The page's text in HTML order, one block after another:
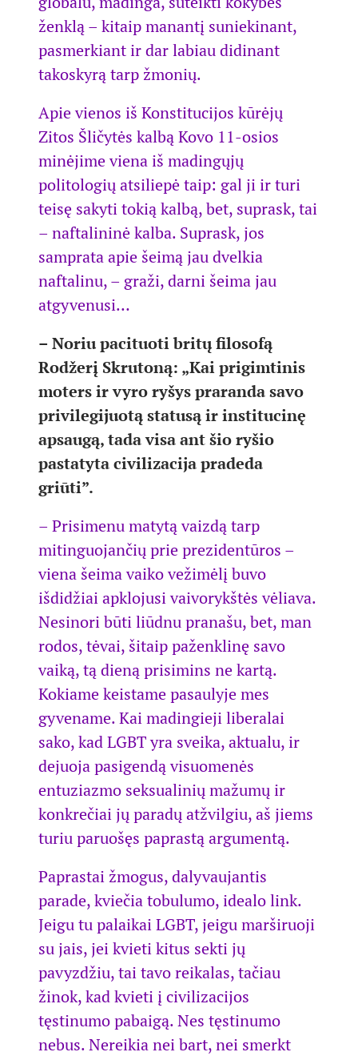
ženklą – kitaip manantį suniekinant,
pasmerkiant ir dar labiau didinant
takoskyrą tarp žmonių.
Apie vienos iš Konstitucijos kūrėjų
Zitos Šličytės kalbą Kovo 11-osios
minėjime viena iš madingųjų
politologių atsiliepė taip: gal ji ir turi
teisę sakyti tokią kalbą, bet, suprask, tai
– naftalininė kalba. Suprask, jos
samprata apie šeimą jau dvelkia
naftalinu, – graži, darni šeima jau
atgyvenusi…
– Noriu pacituoti britų filosofą
Rodžerį Skrutoną: „Kai prigimtinis
moters ir vyro ryšys praranda savo
privilegijuotą statusą ir institucinę
apsaugą, tada visa ant šio ryšio
pastatyta civilizacija pradeda
griūti”.
– Prisimenu matytą vaizdą tarp
mitinguojančių prie prezidentūros –
viena šeima vaiko vežimėlį buvo
išdidžiai apklojusi vaivorykštės vėliava.
Nesinori būti liūdnu pranašu, bet, man
rodos, tėvai, šitaip paženklinę savo
vaiką, tą dieną prisimins ne kartą.
Kokiame keistame pasaulyje mes
gyvename. Kai madingieji liberalai
sako, kad LGBT yra sveika, aktualu, ir
dejuoja pasigendą visuomenės
entuziazmo seksualinių mažumų ir
konkrečiai jų paradų atžvilgiu, aš jiems
turiu paruošęs paprastą argumentą.
Paprastai žmogus, dalyvaujantis
parade, kviečia tobulumo, idealo link.
Jeigu tu palaikai LGBT, jeigu marširuoji
su jais, jei kvieti kitus sekti jų
pavyzdžiu, tai tavo reikalas, tačiau
žinok, kad kvieti į civilizacijos
tęstinumo pabaigą. Nes tęstinumo
nebus. Nereikia nei bart, nei smerkt